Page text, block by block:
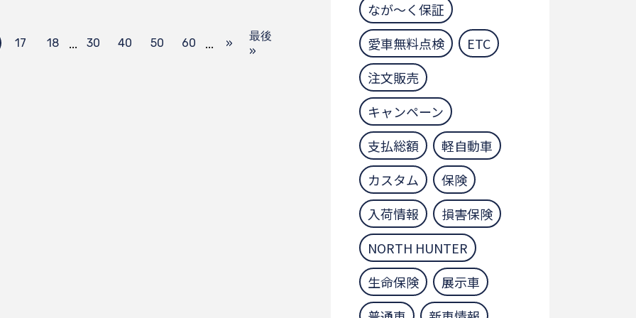
17 18 ... 30 40 50 60 ... »
最後
»
なが～く保証
愛車無料点検
ETC
注文販売
キャンペーン
支払総額
軽自動車
カスタム
保険
入荷情報
損害保険
NORTH HUNTER
生命保険
展示車